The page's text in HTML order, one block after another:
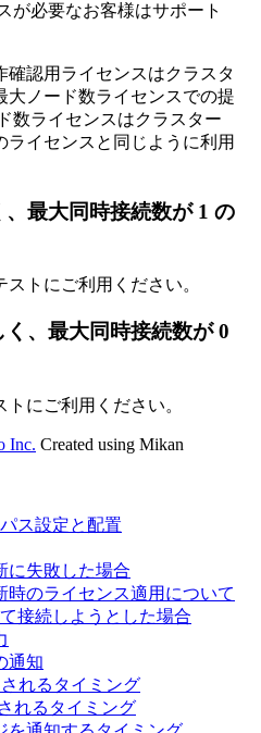
が必要なお客様はサポート
確認用ライセンスはクラスタ
大ノード数ライセンスでの提
数ライセンスはクラスター
ライセンスと同じように利用
最大同時接続数が 1 の
トにご利用ください。
、最大同時接続数が 0
にご利用ください。
Inc. Created using Mikan
ス設定と配置
に失敗した場合
時のライセンス適用について
接続しようとした場合
通知
れるタイミング
れるタイミング